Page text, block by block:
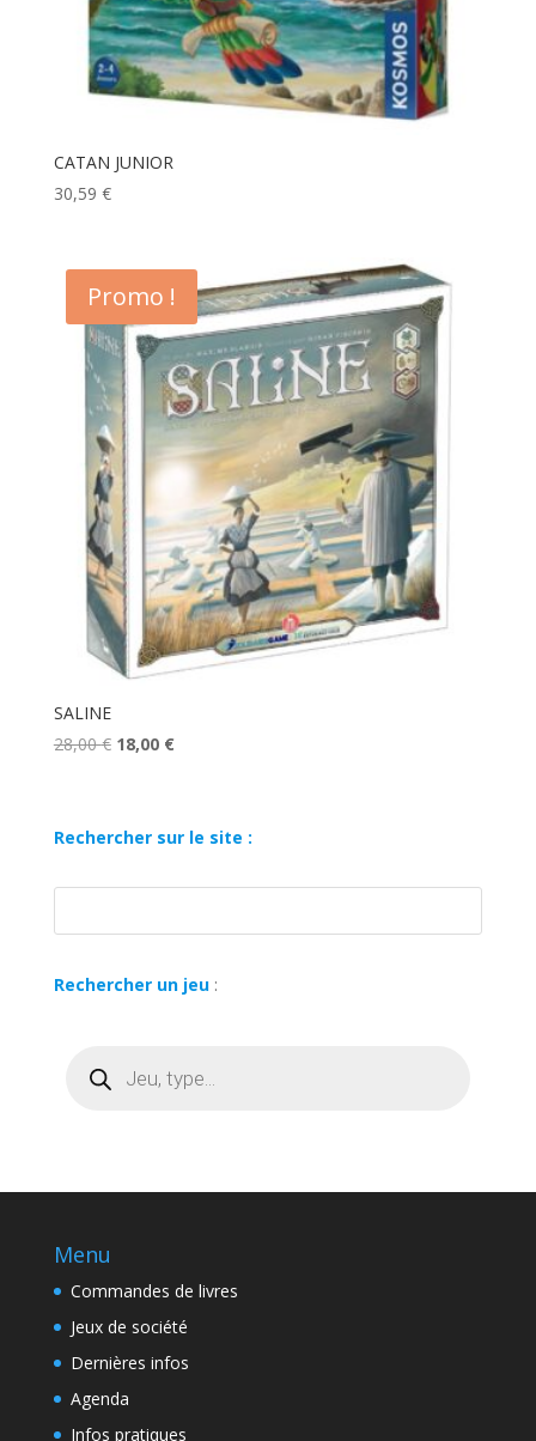
CATAN JUNIOR
30,59 €
Promo !
SALINE
28,00€ Le
était :
18,00 €Le
est :
Rechercher sur le site :
Rechercher un jeu:
produits
Menu
Commandes de livres
Jeux de société
Dernières infos
Agenda
Infos pratiques